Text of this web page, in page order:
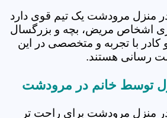
منزل مرودشت یک تیم قوی دارد
اشخاص مریض، بچه و بزرگسال
کادر با تجربه و متخصصی در این
رسانی هستند.
توسط خانم در مرودشت
منزل مرودشت برای راحت تر